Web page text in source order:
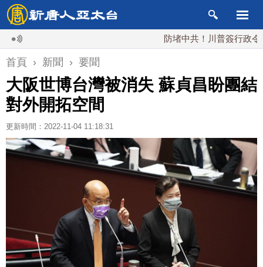
防堵中共！川普簽行政令 對多
首頁 › 新聞 › 要聞
大阪世博台灣被消失 蘇貞昌盼團結
對外開拓空間
更新時間：2022-11-04 11:18:31